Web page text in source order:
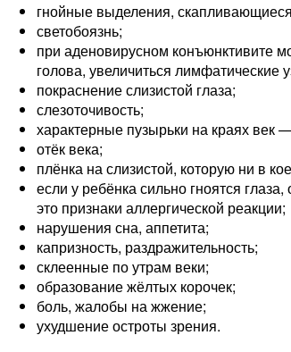
гнойные выделения,
светобоязнь;
при аденовирусном конъюнктивите
голова, увеличиться лимфатические
покраснение слизистой глаза;
слезоточивость;
характерные пузырьки на краях век
отёк века;
плёнка на слизистой, которую ни в
если у ребёнка сильно гноятся
это признаки аллергической реакции;
нарушения сна, аппетита;
капризность, раздражительность;
склеенные по утрам веки;
образование жёлтых корочек;
боль, жалобы на жжение;
ухудшение остроты зрения.